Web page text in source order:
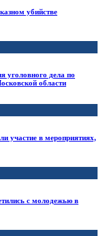
убийстве
уголовного дела по
области
участие в мероприятиях,
с молодежью в